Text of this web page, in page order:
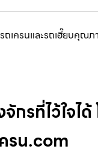
ถเครนและรถเฮี๊ยบคุณภ
กรที่ไว้ใจไ
รน.com